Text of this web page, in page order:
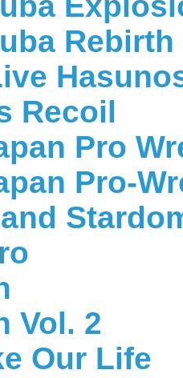
Rebirth
Recoil
Pro
Pro-
Vol. 2
Our Life